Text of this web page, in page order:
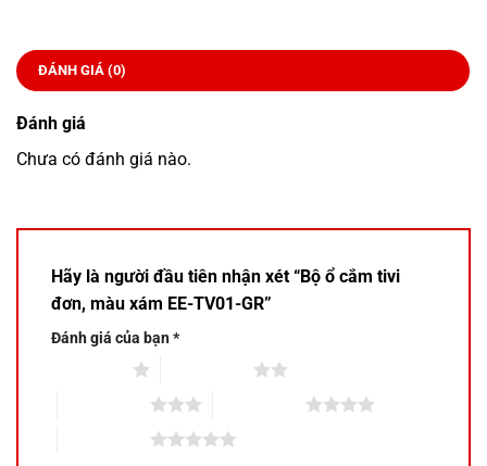
ĐÁNH GIÁ (0)
Đánh giá
Chưa có đánh giá nào.
Hãy là người đầu tiên nhận xét “Bộ ổ cắm tivi
đơn, màu xám EE-TV01-GR”
Đánh giá của bạn*